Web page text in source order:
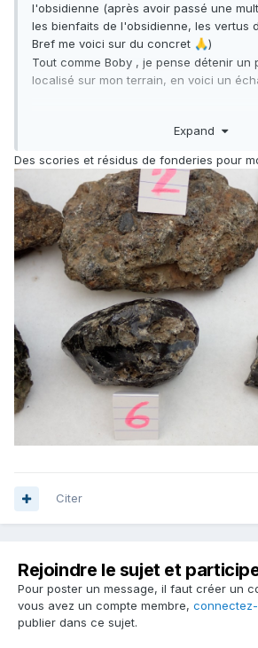
l'obsidienne (après avoir passé une
les bienfaits de l'obsidienne, les vertus
Bref me voici sur du concret 🙏)
Tout comme Boby , je pense détenir un
localisé sur mon terrain, en voici un
https://freeimage.host/i/HVndv5l
https://freeimage.host/i/HVndOgf
Expand
Des scories et résidus de fonderies pour
Citer
Rejoindre le sujet et
Pour poster un message, il faut créer un
vous avez un compte membre,
publier dans ce sujet.